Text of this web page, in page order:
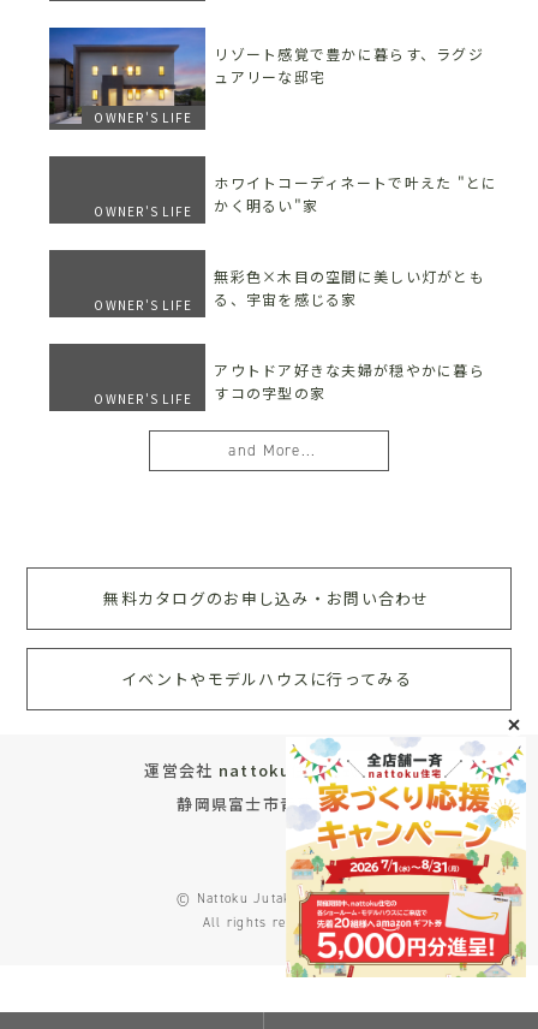
OWNER'S LIFE
リゾート感覚で豊かに暮らす、ラグジ
ュアリーな邸宅
OWNER'S LIFE
ホワイトコーディネートで叶えた "とに
かく明るい"家
OWNER'S LIFE
無彩色×木目の空間に美しい灯がとも
る、宇宙を感じる家
OWNER'S LIFE
アウトドア好きな夫婦が穏やかに暮ら
すコの字型の家
and More...
無料カタログのお申し込み・お問い合わせ
イベントやモデルハウスに行ってみる
運営会社 nattoku住宅株式会社
静岡県富士市青葉町572
© Nattoku Jutaku Co., Ltd.
All rights reserved.